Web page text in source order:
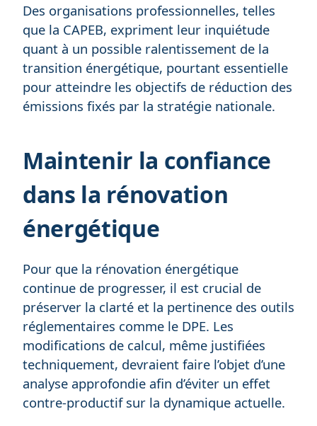
Des organisations professionnelles, telles
que la CAPEB, expriment leur inquiétude
quant à un possible ralentissement de la
transition énergétique, pourtant essentielle
pour atteindre les objectifs de réduction des
émissions fixés par la stratégie nationale.
Maintenir la confiance
dans la rénovation
énergétique
Pour que la rénovation énergétique
continue de progresser, il est crucial de
préserver la clarté et la pertinence des outils
réglementaires comme le DPE. Les
modifications de calcul, même justifiées
techniquement, devraient faire l’objet d’une
analyse approfondie afin d’éviter un effet
contre-productif sur la dynamique actuelle.